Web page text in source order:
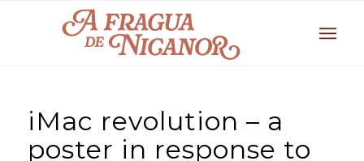
iMac revolution – a
poster in response to